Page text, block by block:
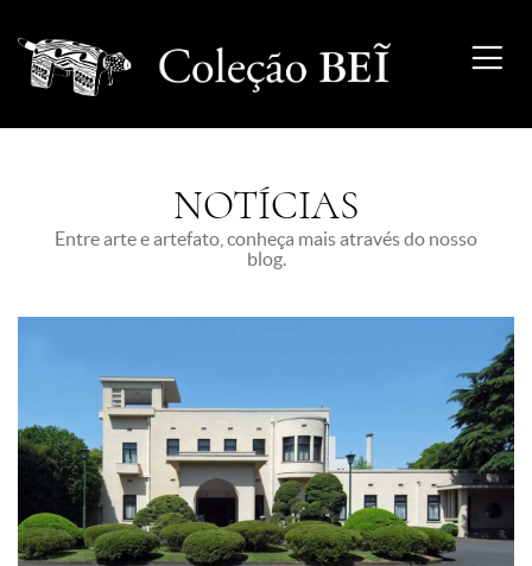
NOTÍCIAS
Entre arte e artefato, conheça mais através do nosso
blog.